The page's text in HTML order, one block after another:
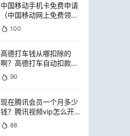
中国移动手机卡免费申请
（中国移动网上免费领电
话卡）
100
高德打车钱从哪扣除的
啊？高德打车自动扣款是
扣哪里的钱
90
现在腾讯会员一个月多少
钱？腾讯视频vip怎么开通
便宜88